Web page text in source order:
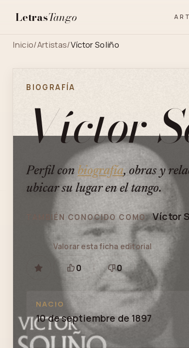
LetrasTango
Inicio/Artistas/Víctor Soliño
BIOGRAFÍA
Víctor
Perfil con biografía, obras y
ubicar su lugar en el tango.
TAMBIÉN CONOCIDO COMO Víctor
GUARDAR
Valorar esta ficha editorial
Está
0
Necesita
revisión
0
NACIO
10 de septiembre de 1897